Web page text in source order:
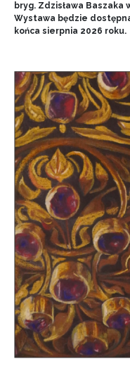
bryg. Zdzisława Baszaka
Wystawa będzie
końca sierpnia 2026 roku.